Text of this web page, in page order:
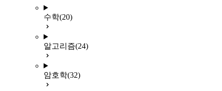
수학(20)
알고리즘(24)
암호학(32)